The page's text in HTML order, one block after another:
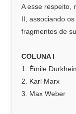
A esse respeito,
II, associando
fragmentos de
COLUNA I
1. Émile
2. Karl Marx
3. Max Weber